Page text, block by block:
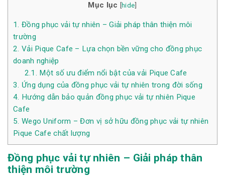
Mục lục [hide]
1. Đồng phục vải tự nhiên – Giải pháp thân thiện môi
trường
2. Vải Pique Cafe – Lựa chọn bền vững cho đồng phục
doanh nghiệp
2.1. Một số ưu điểm nổi bật của vải Pique Cafe
3. Ứng dụng của đồng phục vải tự nhiên trong đời sống
4. Hướng dẫn bảo quản đồng phục vải tự nhiên Pique
Cafe
5. Wego Uniform – Đơn vị sở hữu đồng phục vải tự nhiên
Pique Cafe chất lượng
Đồng phục vải tự nhiên – Giải pháp thân
thiện môi trường